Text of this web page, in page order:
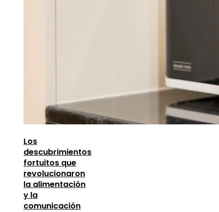
Los
descubrimientos
fortuitos que
revolucionaron
la alimentación
y la
comunicación